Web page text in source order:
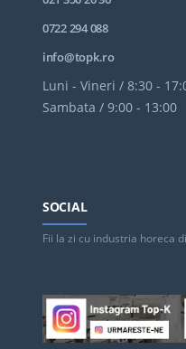
0722 294 088
info@topk.ro
Luni - Vineri / 8:30 -
Sambata / 9:00 - 13:00
SOCIAL
Fii la zi cu industria horeca